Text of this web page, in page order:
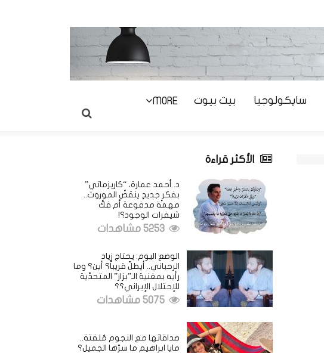
سايكولوجيا بيت بيوت MORE
الأكثر قراءة
د. أحمد عمارة، “كاريزماتي”
بفكرٍ جديدٍ ينقضُ الموروث..
مهمة مدفوعة أم فكُّ
شيفرات الوجود؟!
الوضع اليوم: يحتاج زياد
الرحباني.. أيطلّ قريباً؟ أين؟ وما
رأيه بمغنية الـ”بزاز” المتحدّية
للإحتلال الإيراني؟؟
صداقاتها مع النجوم مُلفتة..
مايا ابراهيم ما سرّها الجميل؟